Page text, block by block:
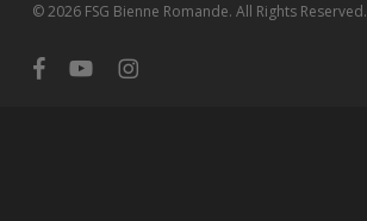
© 2026 FSG Bienne Romande. All Rights Reserved.
facebookyoutubeinstagram